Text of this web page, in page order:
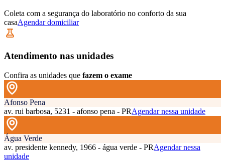
Coleta com a segurança do laboratório no conforto da sua
casaAgendar domiciliar
Atendimento nas unidades
Confira as unidades que fazem o exame
Afonso Pena
av. rui barbosa, 5231 - afonso pena - PRAgendar nessa unidade
Água Verde
av. presidente kennedy, 1966 - água verde - PRAgendar nessa
unidade